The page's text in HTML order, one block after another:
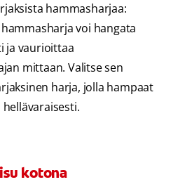
hammasharjaa:
voi hangata
ja vaurioittaa
mittaan. Valitse sen
harja, jolla hampaat
kotona